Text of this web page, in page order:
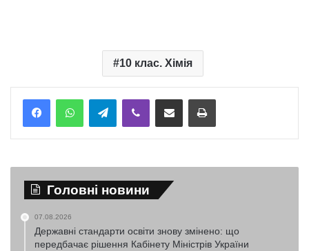
10 клас. Хімія
TelegramViber Надіслати електронною поштоюНадрукувати
Головні новини
07.08.2026
Державні стандарти освіти знову змінено: що
передбачає рішення Кабінету Міністрів України